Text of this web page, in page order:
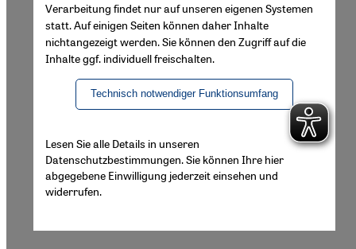
Verarbeitung findet nur auf unseren eigenen Systemen
statt. Auf einigen Seiten können daher Inhalte
nichtangezeigt werden. Sie können den Zugriff auf die
Inhalte ggf. individuell freischalten.
Technisch notwendiger Funktionsumfang
Lesen Sie alle Details in unseren
Datenschutzbestimmungen. Sie können Ihre hier
abgegebene Einwilligung jederzeit einsehen und
widerrufen.